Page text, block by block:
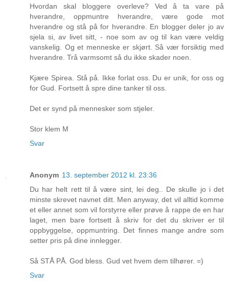
Hvordan skal bloggere overleve? Ved å ta vare på
hverandre, oppmuntre hverandre, være gode mot
hverandre og stå på for hverandre. En blogger deler jo av
sjela si, av livet sitt, - noe som av og til kan være veldig
vanskelig. Og et menneske er skjørt. Så vær forsiktig med
hverandre. Trå varmsomt så du ikke skader noen.
Kjære Spirea. Stå på. Ikke forlat oss. Du er unik, for oss og
for Gud. Fortsett å spre dine tanker til oss.
Det er synd på mennesker som stjeler.
Stor klem M
Svar
Anonym 13. september 2012 kl. 23:36
Du har helt rett til å være sint, lei deg.. De skulle jo i det
minste skrevet navnet ditt. Men anyway, det vil alltid komme
et eller annet som vil forstyrre eller prøve å rappe de en har
laget, men bare fortsett å skriv for det du skriver er til
oppbyggelse, oppmuntring. Det finnes mange andre som
setter pris på dine innlegger.
Så STÅ PÅ. God bless. Gud vet hvem dem tilhører. =)
Svar